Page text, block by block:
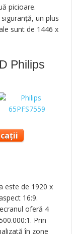
picioare.
un plus
sunt de 1446 x
Philips
este de 1920 x
16:9.
oferă 4
Prin
în zone